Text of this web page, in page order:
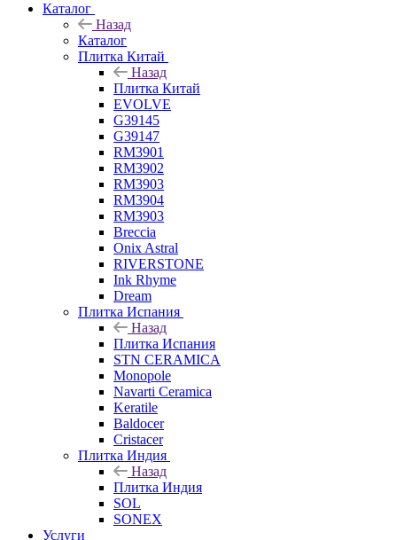
Каталог
Назад
Каталог
Плитка Китай
Назад
Плитка Китай
EVOLVE
G39145
G39147
RM3901
RM3902
RM3903
RM3904
RM3903
Breccia
Onix Astral
RIVERSTONE
Ink Rhyme
Dream
Плитка Испания
Назад
Плитка Испания
STN CERAMICA
Monopole
Navarti Ceramica
Keratile
Baldocer
Cristacer
Плитка Индия
Назад
Плитка Индия
SOL
SONEX
Услуги